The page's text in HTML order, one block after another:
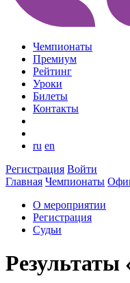
Чемпионаты
Премиум
Рейтинг
Уроки
Билеты
Контакты
ru en
Регистрация Войти
Главная Чемпионаты
О мероприятии
Регистрация
Судьи